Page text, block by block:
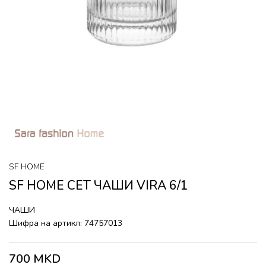
SF HOME
SF HOME СЕТ ЧАШИ VIRA 6/1
ЧАШИ
Шифра на артикл: 74757013
700 MKD